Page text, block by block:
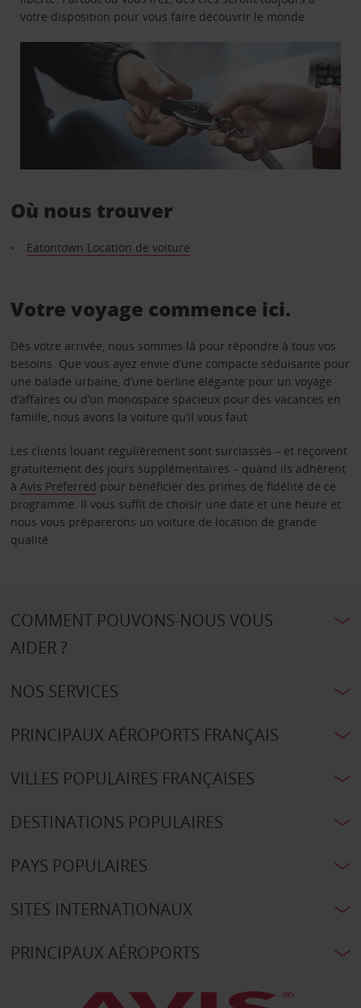
votre disposition pour vous faire découvrir le monde.
Où nous trouver
Eatontown Location de voiture
Votre voyage commence ici.
Dès votre arrivée, nous sommes là pour répondre à tous vos
besoins. Que vous ayez envie d’une compacte séduisante pour
une balade urbaine, d’une berline élégante pour un voyage
d’affaires ou d’un monospace spacieux pour des vacances en
famille, nous avons la voiture qu’il vous faut.
Les clients louant régulièrement sont surclassés – et reçoivent
gratuitement des jours supplémentaires – quand ils adhèrent
à Avis Preferred pour bénéficier des primes de fidélité de ce
programme. Il vous suffit de choisir une date et une heure et
nous vous préparerons un voiture de location de grande
qualité.
COMMENT POUVONS-NOUS VOUS
AIDER ?
NOS SERVICES
PRINCIPAUX AÉROPORTS FRANÇAIS
VILLES POPULAIRES FRANÇAISES
DESTINATIONS POPULAIRES
PAYS POPULAIRES
SITES INTERNATIONAUX
PRINCIPAUX AÉROPORTS